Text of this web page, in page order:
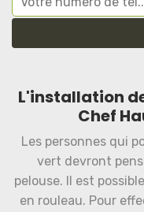
L'installation
Chef
Les personnes qui
vert devront
pelouse. Il est
en rouleau. Pour